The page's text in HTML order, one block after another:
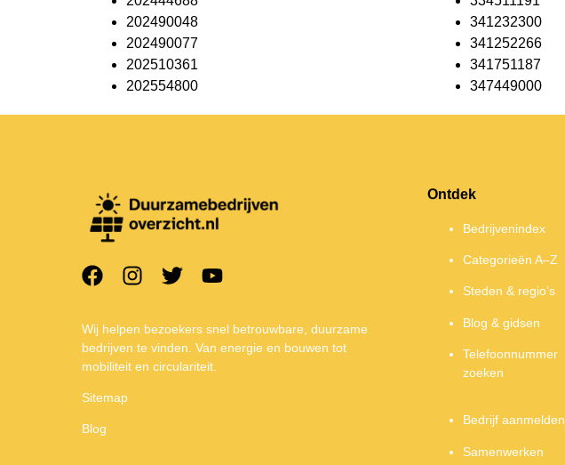
202490048
202490077
202510361
202554800
341232300
341252266
341751187
347449000
Wij helpen bezoekers snel betrouwbare, duurzame
bedrijven te vinden. Van energie en bouwen tot
mobiliteit en circulariteit.
Sitemap
Blog
Ontdek
Bedrijvenindex
Categorieën A–Z
Steden & regio’s
Blog & gidsen
Telefoonnummer
zoeken
Bedrijf aanmelden
Samenwerken